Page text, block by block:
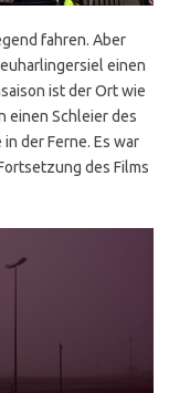
fahren. Aber
einen
ist der Ort wie
einen Schleier des
der Ferne. Es war
des Films